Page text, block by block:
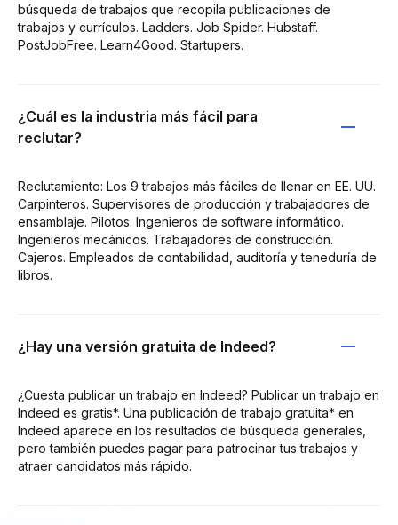
búsqueda de trabajos que recopila publicaciones de
trabajos y currículos. Ladders. Job Spider. Hubstaff.
PostJobFree. Learn4Good. Startupers.
¿Cuál es la industria más fácil para
reclutar?
Reclutamiento: Los 9 trabajos más fáciles de llenar en EE. UU.
Carpinteros. Supervisores de producción y trabajadores de
ensamblaje. Pilotos. Ingenieros de software informático.
Ingenieros mecánicos. Trabajadores de construcción.
Cajeros. Empleados de contabilidad, auditoría y teneduría de
libros.
¿Hay una versión gratuita de Indeed?
¿Cuesta publicar un trabajo en Indeed? Publicar un trabajo en
Indeed es gratis*. Una publicación de trabajo gratuita* en
Indeed aparece en los resultados de búsqueda generales,
pero también puedes pagar para patrocinar tus trabajos y
atraer candidatos más rápido.